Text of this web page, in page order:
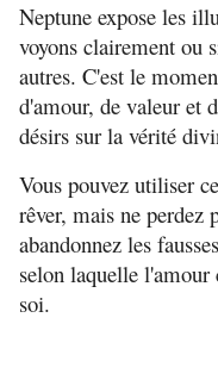
Neptune expose les
voyons clairement ou
autres. C'est le
d'amour, de valeur et
désirs sur la vérité
Vous pouvez utiliser
rêver, mais ne perdez
abandonnez les
selon laquelle l'amour
soi.